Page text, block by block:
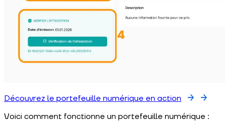
Découvrez le portefeuille numérique en action
Voici comment fonctionne un portefeuille numérique :